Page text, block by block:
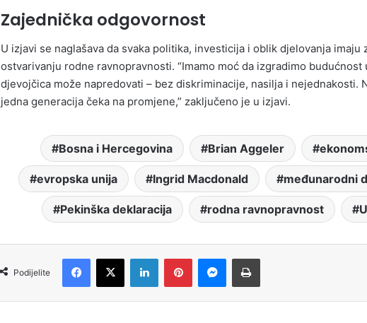
Zajednička odgovornost
U izjavi se naglašava da svaka politika, investicija i oblik djelovanja imaju
ostvarivanju rodne ravnopravnosti. “Imamo moć da izgradimo budućnost
djevojčica može napredovati – bez diskriminacije, nasilja i nejednakosti.
jedna generacija čeka na promjene,” zaključeno je u izjavi.
Bosna i Hercegovina Brian Aggeler
evropska unija Ingrid Macdonald međunarodni
Pekinška deklaracija rodna ravnopravnost
Podijelite